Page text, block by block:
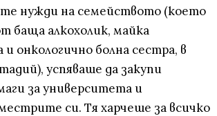
нужди на семейството (което
баща алкохолик, майка
онкологично болна сестра, в
успяваше да закупи
за университета и
си. Тя харчеше за всичко